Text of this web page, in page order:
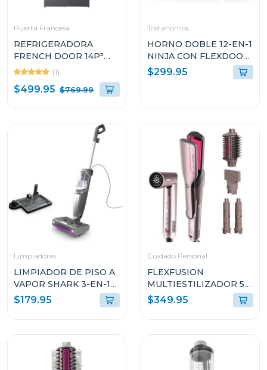
Puerta Francesa
REFRIGERADORA
FRENCH DOOR 14P³
INVERTER CON
DISPENSADOR DE
AGUA RQ3P431NMD
(1)
$499.95 $769.99
Tostahornos
HORNO DOBLE 12-EN-1
NINJA CON FLEXDOOR
DCT401
$299.95
Limpiadores
LIMPIADOR DE PISO A
VAPOR SHARK 3-EN-1
SD20
$179.95
Cuidado Personal
FLEXFUSION
MULTIESTILIZADOR 5-
EN-1 NINJA CON
ALISADORA DE AIRE
$349.95